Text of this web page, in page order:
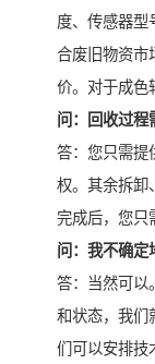
度、传感器型
合废旧物资市
价。对于成色
问：回收过程
答：您只需提
权。其余拆卸
完成后，您只
问：我不确定
答：当然可以
和状态，我们
们可以安排技